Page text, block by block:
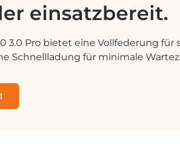
einsatzbereit.
3.0 Pro bietet eine Vollfederung für
Schnellladung für minimale